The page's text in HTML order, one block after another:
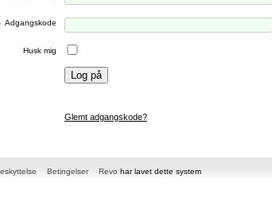
Adgangskode
Husk mig
Glemt adgangskode?
Betingelser Revo har lavet dette system